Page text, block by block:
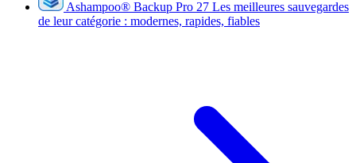
Ashampoo® Backup Pro 27 Les meilleures sauvegardes
de leur catégorie : modernes, rapides, fiables